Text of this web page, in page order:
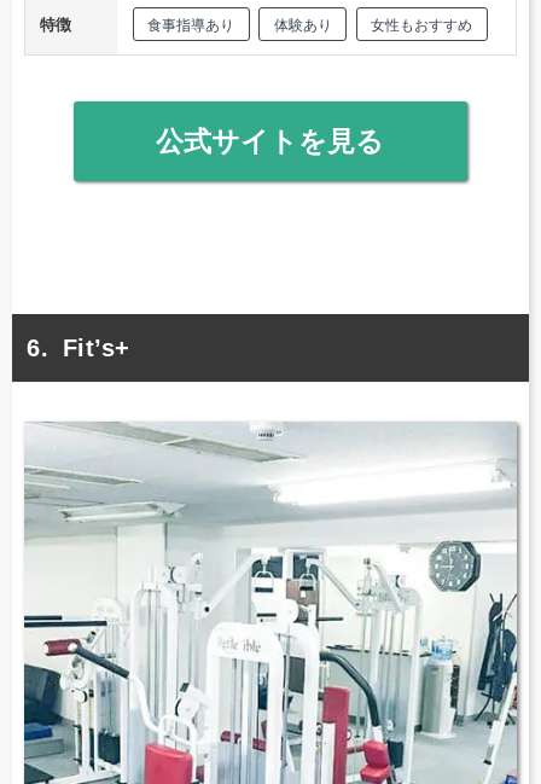
特徴 食事指導あり 体験あり 女性もおすすめ
公式サイトを見る
Fit’s+